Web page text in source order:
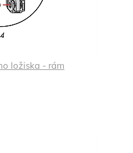
ložiska - rám